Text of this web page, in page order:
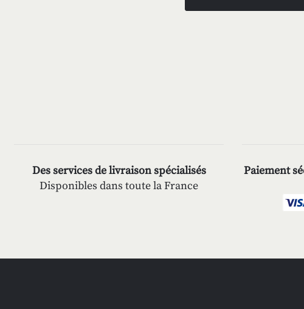
Des services de livraison spécialisés
Disponibles dans toute la France
Paiement